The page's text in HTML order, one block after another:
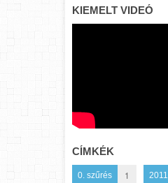
KIEMELT VIDEÓ
CÍMKÉK
0. szűrés 1 2011